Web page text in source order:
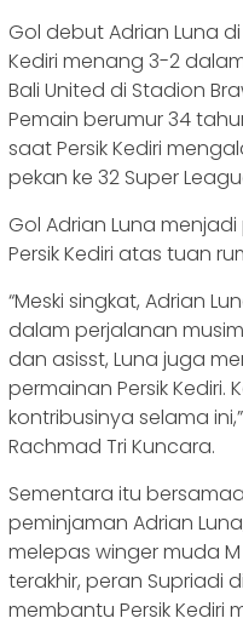
Gol debut Adrian Luna
Kediri menang 3-2
Bali United di Stadion
Pemain berumur 34
saat Persik Kediri
pekan ke 32 Super
Gol Adrian Luna
Persik Kediri atas tuan
“Meski singkat, Adrian
dalam perjalanan
dan asisst, Luna juga
permainan Persik Kediri.
kontribusinya selama
Rachmad Tri Kuncara.
Sementara itu
peminjaman Adrian
melepas winger muda
terakhir, peran Supriadi
membantu Persik Kediri